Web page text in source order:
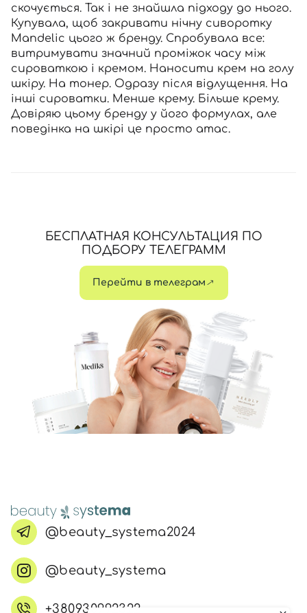
скочується. Так і не знайшла підходу до нього.
Купувала, щоб закривати нічну сиворотку
Mandelic цього ж бренду. Спробувала все:
витримувати значний проміжок часу між
сироваткою і кремом. Наносити крем на голу
шкіру. На тонер. Одразу після відлущення. На
інші сироватки. Менше крему. Більше крему.
Довіряю цьому бренду у його формулах, але
поведінка на шкірі це просто атас.
БЕСПЛАТНАЯ КОНСУЛЬТАЦИЯ ПО
ПОДБОРУ ТЕЛЕГРАММ
Перейти в телеграм
@beauty_systema2024
@beauty_systema
+380930992322